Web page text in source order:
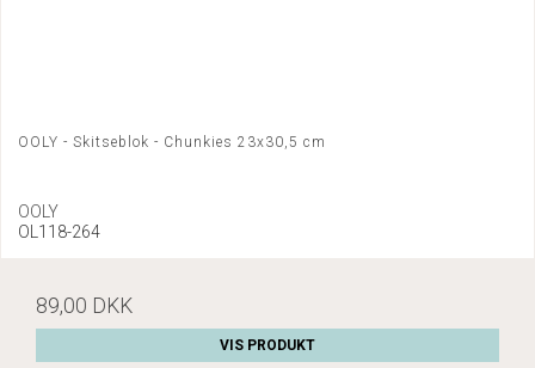
OOLY - Skitseblok - Chunkies 23x30,5 cm
OOLY
OL118-264
89,00 DKK
VIS PRODUKT